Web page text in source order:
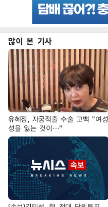
많이 본 기사
유혜정, 자궁적출 수술 고백 "여성
성을 잃는 것이…"